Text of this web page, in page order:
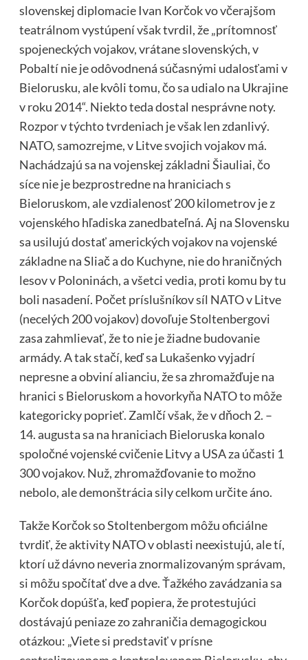
slovenskej diplomacie Ivan Korčok vo včerajšom
teatrálnom vystúpení však tvrdil, že „prítomnosť
spojeneckých vojakov, vrátane slovenských, v
Pobaltí nie je odôvodnená súčasnými udalosťami v
Bielorusku, ale kvôli tomu, čo sa udialo na Ukrajine
v roku 2014“. Niekto teda dostal nesprávne noty.
Rozpor v týchto tvrdeniach je však len zdanlivý.
NATO, samozrejme, v Litve svojich vojakov má.
Nachádzajú sa na vojenskej základni Šiauliai, čo
síce nie je bezprostredne na hraniciach s
Bieloruskom, ale vzdialenosť 200 kilometrov je z
vojenského hľadiska zanedbateľná. Aj na Slovensku
sa usilujú dostať amerických vojakov na vojenské
základne na Sliač a do Kuchyne, nie do hraničných
lesov v Poloninách, a všetci vedia, proti komu by tu
boli nasadení. Počet príslušníkov síl NATO v Litve
(necelých 200 vojakov) dovoľuje Stoltenbergovi
zasa zahmlievať, že to nie je žiadne budovanie
armády. A tak stačí, keď sa Lukašenko vyjadrí
nepresne a obviní alianciu, že sa zhromažďuje na
hranici s Bieloruskom a hovorkyňa NATO to môže
kategoricky poprieť. Zamlčí však, že v dňoch 2. –
14. augusta sa na hraniciach Bieloruska konalo
spoločné vojenské cvičenie Litvy a USA za účasti 1
300 vojakov. Nuž, zhromažďovanie to možno
nebolo, ale demonštrácia sily celkom určite áno.
Takže Korčok so Stoltenbergom môžu oficiálne
tvrdiť, že aktivity NATO v oblasti neexistujú, ale tí,
ktorí už dávno neveria znormalizovaným správam,
si môžu spočítať dve a dve. Ťažkého zavádzania sa
Korčok dopúšťa, keď popiera, že protestujúci
dostávajú peniaze zo zahraničia demagogickou
otázkou: „Viete si predstaviť v prísne